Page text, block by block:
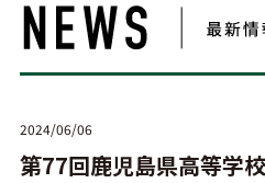
2024/06/06
第77回鹿児島県高等学